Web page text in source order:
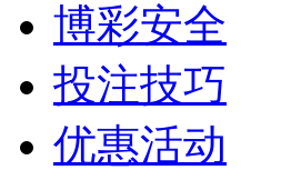
博彩安全
投注技巧
优惠活动